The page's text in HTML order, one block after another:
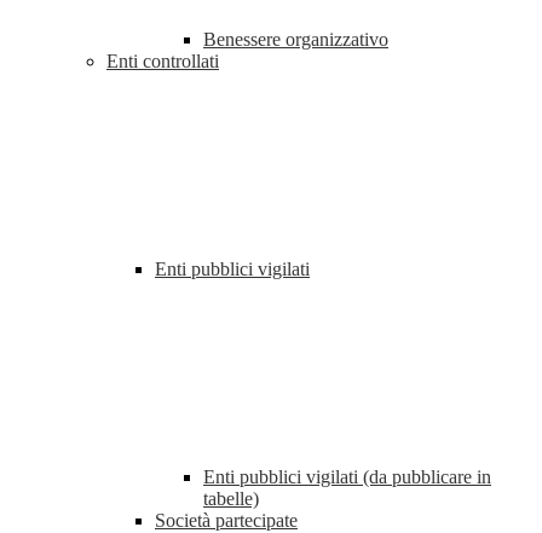
Benessere organizzativo
Enti controllati
Enti pubblici vigilati
Enti pubblici vigilati (da pubblicare in
tabelle)
Società partecipate